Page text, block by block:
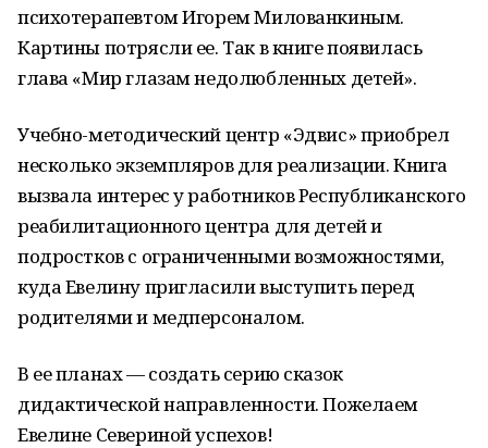
психотерапевтом Игорем Милованкиным.
Картины потрясли ее. Так в книге появилась
глава «Мир глазам недолюбленных детей».
Учебно-методический центр «Эдвис» приобрел
несколько экземпляров для реализации. Книга
вызвала интерес у работников Республиканского
реабилитационного центра для детей и
подростков с ограниченными возможностями,
куда Евелину пригласили выступить перед
родителями и медперсоналом.
В ее планах — создать серию сказок
дидактической направленности. Пожелаем
Евелине Севериной успехов!